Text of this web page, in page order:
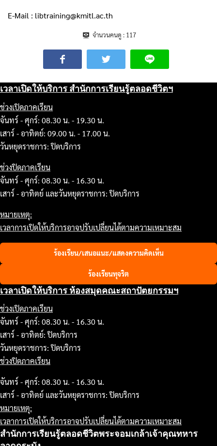
E-Mail : libtraining@kmitl.ac.th
จำนวนคนดู : 117
เวลาเปิดให้บริการ สำนักการเรียนรู้ตลอดชีวิตฯ
ช่วงเปิดภาคเรียน
จันทร์ - ศุกร์: 08.30 น. - 19.30 น.
เสาร์ - อาทิตย์: 09.00 น. - 17.00 น.
วันหยุดราชการ: ปิดบริการ
ช่วงปิดภาคเรียน
จันทร์ - ศุกร์: 08.30 น. - 16.30 น.
เสาร์ - อาทิตย์ และวันหยุดราชการ: ปิดบริการ
หมายเหตุ:
เวลาการเปิดให้บริการอาจปรับเปลี่ยนได้ตามความเหมาะสม
ร้องเรียน/เสนอแนะ/แสดงความคิดเห็น
ร้องเรียนทุจริต
เวลาเปิดให้บริการ ห้องสมุดคณะสถาปัตยกรรมฯ
ช่วงเปิดภาคเรียน
จันทร์ - ศุกร์: 08.30 น. - 16.30 น.
เสาร์ - อาทิตย์: ปิดบริการ
วันหยุดราชการ: ปิดบริการ
ช่วงปิดภาคเรียน
จันทร์ - ศุกร์: 08.30 น. - 16.30 น.
เสาร์ - อาทิตย์ และวันหยุดราชการ: ปิดบริการ
หมายเหตุ:
เวลาการเปิดให้บริการอาจปรับเปลี่ยนได้ตามความเหมาะสม
สำนักการเรียนรู้ตลอดชีวิตพระจอมเกล้าเจ้าคุณทหาร